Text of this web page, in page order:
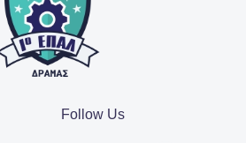
Follow Us